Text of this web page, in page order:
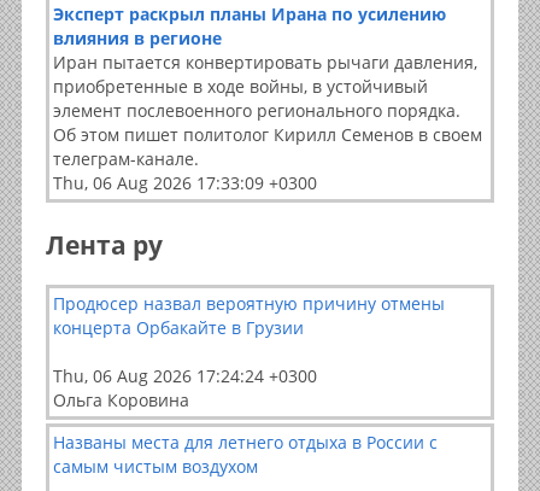
Эксперт раскрыл планы Ирана по усилению
влияния в регионе
Иран пытается конвертировать рычаги давления,
приобретенные в ходе войны, в устойчивый
элемент послевоенного регионального порядка.
Об этом пишет политолог Кирилл Семенов в своем
телеграм-канале.
Thu, 06 Aug 2026 17:33:09 +0300
Лента ру
Продюсер назвал вероятную причину отмены
концерта Орбакайте в Грузии
Thu, 06 Aug 2026 17:24:24 +0300
Ольга Коровина
Названы места для летнего отдыха в России с
самым чистым воздухом